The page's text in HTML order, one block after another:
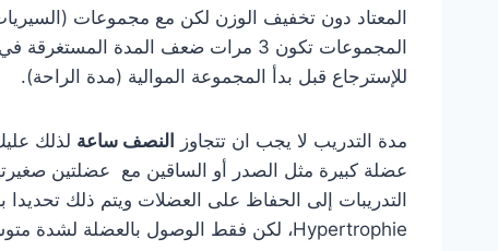
المعتاد دون تخفيف الوزن لكن مع مجموعات
للإسترجاع قبل بدأ المجموعة الموالية (مدة الراحة).
مدة التدريب لا يجب ان تتجاوز النصف ساعة لذلك
عضلة كبيرة مثل الصدر أو الساقين مع عضلتين
التدريبات إلى الحفاظ على العضلات ويتم ذلك
Hypertrophie، لكن فقط الوصول بالعضلة لشدة متوسطة الهدف منها الحفاظ على حجم العضلة او تضخيمها جزئي.